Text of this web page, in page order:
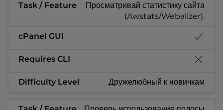
Просматривай статистику сайта
(Awstats/Webalizer).
Дружелюбный к новичкам